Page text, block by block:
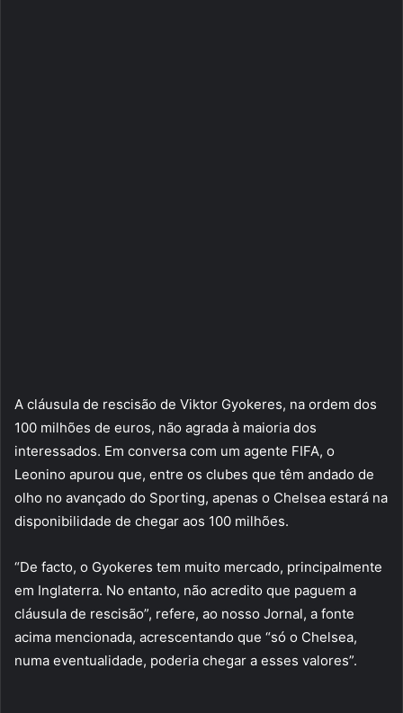
A cláusula de rescisão de Viktor Gyokeres, na ordem dos
100 milhões de euros, não agrada à maioria dos
interessados. Em conversa com um agente FIFA, o
Leonino apurou que, entre os clubes que têm andado de
olho no avançado do Sporting, apenas o Chelsea estará na
disponibilidade de chegar aos 100 milhões.
“De facto, o Gyokeres tem muito mercado, principalmente
em Inglaterra. No entanto, não acredito que paguem a
cláusula de rescisão”, refere, ao nosso Jornal, a fonte
acima mencionada, acrescentando que “só o Chelsea,
numa eventualidade, poderia chegar a esses valores”.